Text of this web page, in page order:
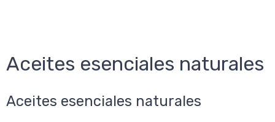
Aceites esenciales naturales
Aceites esenciales naturales